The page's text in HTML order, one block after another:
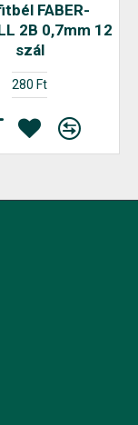
FABER-
2B 0,7mm 12
szál
280 Ft